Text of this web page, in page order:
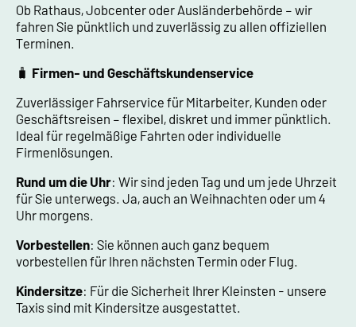
Ob Rathaus, Jobcenter oder Ausländerbehörde – wir
fahren Sie pünktlich und zuverlässig zu allen offiziellen
Terminen.
🧳 Firmen- und Geschäftskundenservice
Zuverlässiger Fahrservice für Mitarbeiter, Kunden oder
Geschäftsreisen – flexibel, diskret und immer pünktlich.
Ideal für regelmäßige Fahrten oder individuelle
Firmenlösungen.
Rund um die Uhr: Wir sind jeden Tag und um jede Uhrzeit
für Sie unterwegs. Ja, auch an Weihnachten oder um 4
Uhr morgens.
Vorbestellen: Sie können auch ganz bequem
vorbestellen für Ihren nächsten Termin oder Flug.
Kindersitze: Für die Sicherheit Ihrer Kleinsten - unsere
Taxis sind mit Kindersitze ausgestattet.